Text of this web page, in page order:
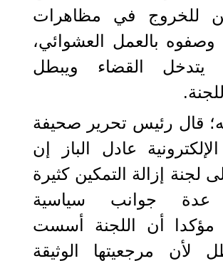
للخروج في مظاهرات
وصفوه بالعمل العشوائي،
القضاء ويبطل
قال رئيس تحرير صحيفة
عادل الباز إن
لجنة إزالة التمكين كثيرة
عدة جوانب سياسية
مؤكدا أن اللجنة أسست
لأن مرجعيتها الوثيقة